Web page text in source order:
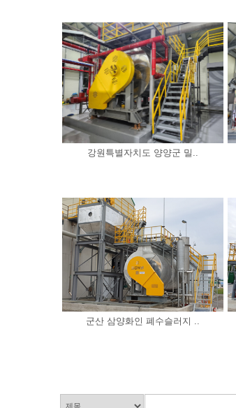
강원특별자치도 양양군 밀..
군산 삼양화인 폐수슬러지 ..